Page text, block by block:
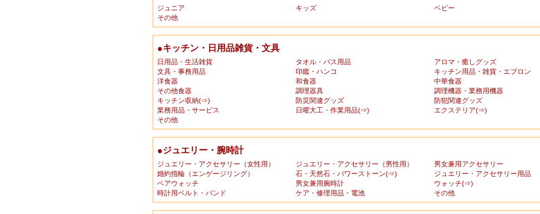
ジュニア キッズ ベビー
その他
●キッチン・日用品雑貨・文具
日用品・生活雑貨 タオル・バス用品 アロマ・癒しグッズ
文具・事務用品
印鑑・ハンコ キッチン用品・雑貨・エプロン
洋食器
和食器 中華食器
その他食器
調理器具 調理機器・業務用機器
キッチン収納(⇒)
防災関連グッズ 防犯関連グッズ
業務用品・サービス
日曜大工・作業用品(⇒) エクステリア(⇒)
その他
●ジュエリー・腕時計
ジュエリー・アクセサリー（女性用） ジュエリー・アクセサリー（男性用） 男女兼用アクセサリー
婚約指輪（エンゲージリング）
石・天然石・パワーストーン(⇒) ジュエリー・アクセサリー用品
ペアウォッチ
男女兼用腕時計 ウォッチ(⇒)
時計用ベルト・バンド
ケア・修理用品・電池 その他